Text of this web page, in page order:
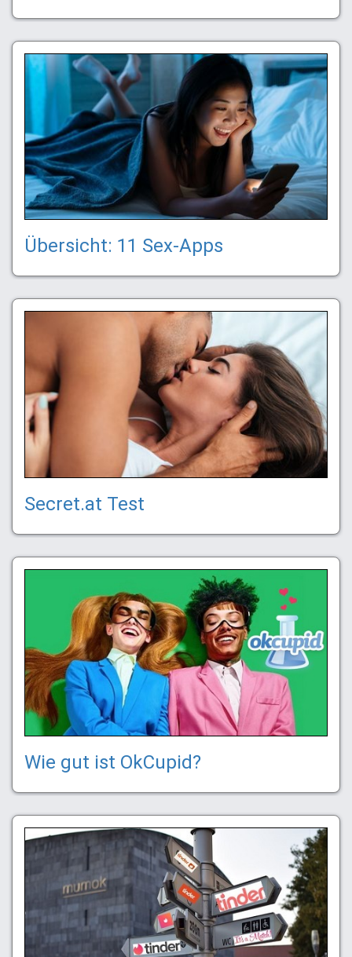
Übersicht: 11 Sex-Apps
Secret.at Test
Wie gut ist OkCupid?